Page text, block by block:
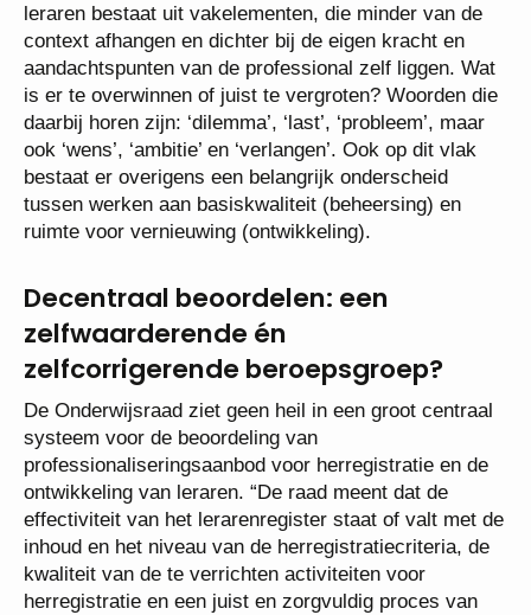
leraren bestaat uit vakelementen, die minder van de
context afhangen en dichter bij de eigen kracht en
aandachtspunten van de professional zelf liggen. Wat
is er te overwinnen of juist te vergroten? Woorden die
daarbij horen zijn: ‘dilemma’, ‘last’, ‘probleem’, maar
ook ‘wens’, ‘ambitie’ en ‘verlangen’. Ook op dit vlak
bestaat er overigens een belangrijk onderscheid
tussen werken aan basiskwaliteit (beheersing) en
ruimte voor vernieuwing (ontwikkeling).
Decentraal beoordelen: een
zelfwaarderende én
zelfcorrigerende beroepsgroep?
De Onderwijsraad ziet geen heil in een groot centraal
systeem voor de beoordeling van
professionaliseringsaanbod voor herregistratie en de
ontwikkeling van leraren. “De raad meent dat de
effectiviteit van het lerarenregister staat of valt met de
inhoud en het niveau van de herregistratiecriteria, de
kwaliteit van de te verrichten activiteiten voor
herregistratie en een juist en zorgvuldig proces van